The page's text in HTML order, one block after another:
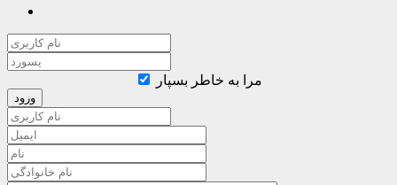
مرا به خاطر بسپار